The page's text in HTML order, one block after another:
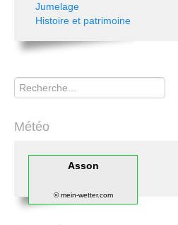
Jumelage
Histoire et patrimoine
Rechercher
Météo
Asson
© mein-wetter.com